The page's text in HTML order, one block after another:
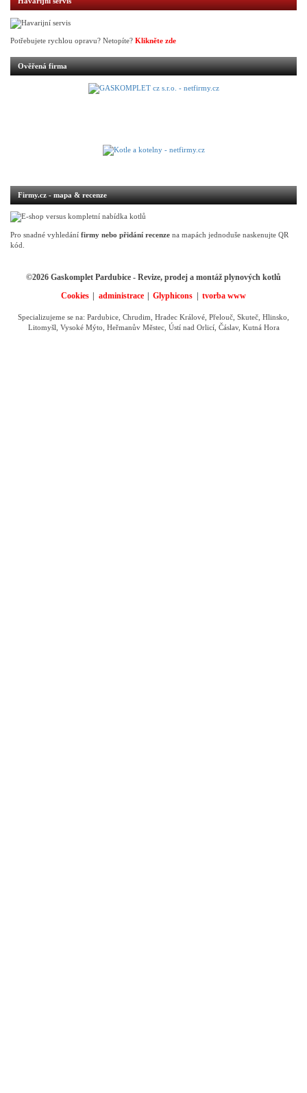
Potřebujete rychlou opravu? Netopíte? Klikněte zde
Ověřená firma
Firmy.cz - mapa & recenze
Pro snadné vyhledání firmy nebo přidání recenze na mapách jednoduše naskenujte QR
kód.
©2026 Gaskomplet Pardubice - Revize, prodej a montáž plynových kotlů
Cookies administrace Glyphicons tvorba www
Specializujeme se na: Pardubice, Chrudim, Hradec Králové, Přelouč, Skuteč, Hlinsko,
Litomyšl, Vysoké Mýto, Heřmanův Městec, Ústí nad Orlicí, Čáslav, Kutná Hora